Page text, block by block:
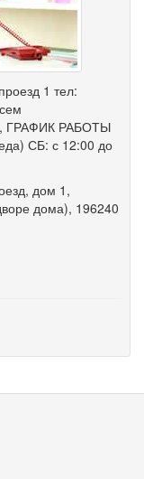
1 тел:
ГРАФИК РАБОТЫ
СБ: с 12:00 до
, дом 1 ,
дома), 196240